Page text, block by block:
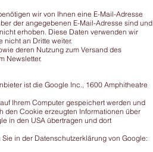
wir von Ihnen eine E-Mail-Adresse
der angegebenen E-Mail-Adresse sind und
erhoben. Diese Daten verwenden wir
nicht an Dritte weiter.
deren Nutzung zum Versand des
Newsletter.
ist die Google Inc., 1600 Amphitheatre
Ihrem Computer gespeichert werden und
den Cookie erzeugten Informationen über
in den USA übertragen und dort
in der Datenschutzerklärung von Google: